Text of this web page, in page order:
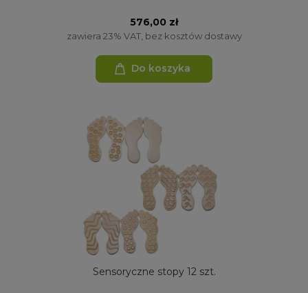
576,00 zł
zawiera 23% VAT, bez kosztów dostawy
Do koszyka
Sensoryczne stopy 12 szt.